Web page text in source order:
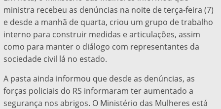
ministra recebeu as denúncias na noite de terça-feira (7)
e desde a manhã de quarta, criou um grupo de trabalho
interno para construir medidas e articulações, assim
como para manter o diálogo com representantes da
sociedade civil lá no estado.
A pasta ainda informou que desde as denúncias, as
forças policiais do RS informaram ter aumentado a
segurança nos abrigos. O Ministério das Mulheres está